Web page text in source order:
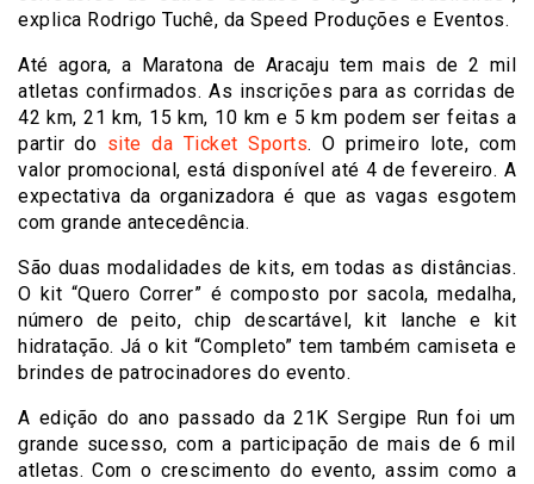
explica Rodrigo Tuchê, da Speed Produções e Eventos.
Até agora, a Maratona de Aracaju tem mais de 2 mil
atletas confirmados. As inscrições para as corridas de
42 km, 21 km, 15 km, 10 km e 5 km podem ser feitas a
partir do site da Ticket Sports. O primeiro lote, com
valor promocional, está disponível até 4 de fevereiro. A
expectativa da organizadora é que as vagas esgotem
com grande antecedência.
São duas modalidades de kits, em todas as distâncias.
O kit “Quero Correr” é composto por sacola, medalha,
número de peito, chip descartável, kit lanche e kit
hidratação. Já o kit “Completo” tem também camiseta e
brindes de patrocinadores do evento.
A edição do ano passado da 21K Sergipe Run foi um
grande sucesso, com a participação de mais de 6 mil
atletas. Com o crescimento do evento, assim como a